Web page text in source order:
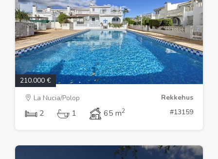
210.000 €
La Nucia/Polop
Rekkehus
2 1 65 m2 #13159